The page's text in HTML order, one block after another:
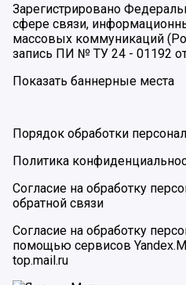
Зарегистрировано
сфере связи,
массовых коммуникаций
запись ПИ № ТУ 24 - 01192
Показать баннерные места
Порядок обработки
Политика
Согласие на обработку
обратной связи
Согласие на обработку
помощью сервисов
top.mail.ru